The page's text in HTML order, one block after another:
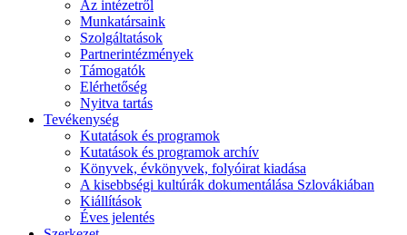
Az intézetről
Munkatársaink
Szolgáltatások
Partnerintézmények
Támogatók
Elérhetőség
Nyitva tartás
Tevékenység
Kutatások és programok
Kutatások és programok archív
Könyvek, évkönyvek, folyóirat kiadása
A kisebbségi kultúrák dokumentálása Szlovákiában
Kiállítások
Éves jelentés